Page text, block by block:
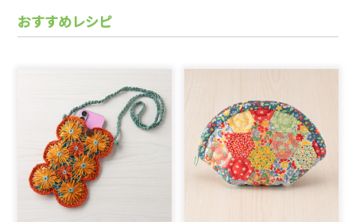
おすすめレシピ